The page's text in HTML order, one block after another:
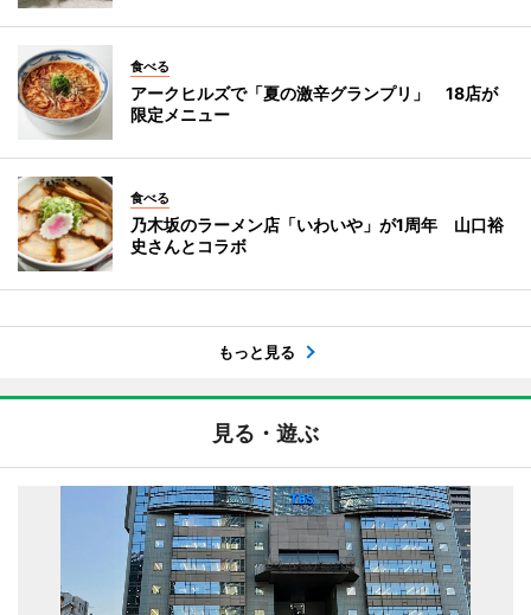
食べる
アークヒルズで「夏の激辛グランプリ」 18店が
限定メニュー
食べる
乃木坂のラーメン店「いわいや」が1周年 山口裕
史さんとコラボ
もっと見る
見る・遊ぶ